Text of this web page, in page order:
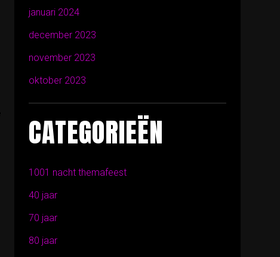
januari 2024
december 2023
november 2023
oktober 2023
CATEGORIEËN
1001 nacht themafeest
40 jaar
70 jaar
80 jaar